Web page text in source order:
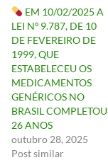
EM 10/02/2025 A
LEI Nº 9.787, DE 10
DE FEVEREIRO DE
1999, QUE
ESTABELECEU OS
MEDICAMENTOS
GENÉRICOS NO
BRASIL COMPLETOU
26 ANOS
outubro 28, 2025
Post similar